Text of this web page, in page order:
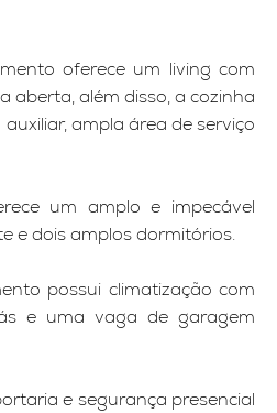
oferece um living com
aberta, além disso, a cozinha
ampla área de serviço
um amplo e impecável
e dois amplos dormitórios.
possui climatização com
e uma vaga de garagem
e segurança presencial